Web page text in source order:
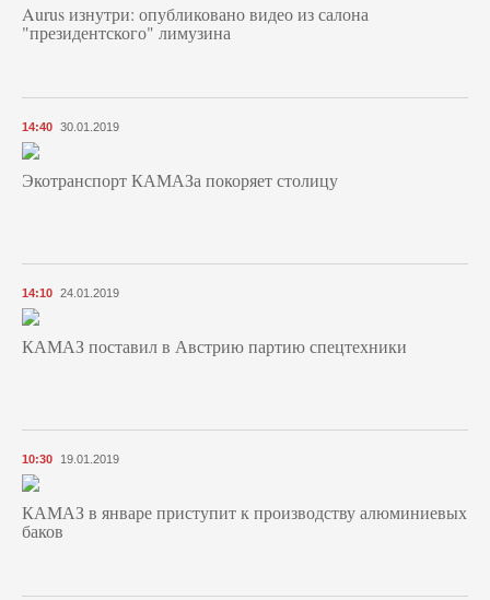
Aurus изнутри: опубликовано видео из салона
"президентского" лимузина
14:40 30.01.2019
Экотранспорт КАМАЗа покоряет столицу
14:10 24.01.2019
КАМАЗ поставил в Австрию партию спецтехники
10:30 19.01.2019
КАМАЗ в январе приступит к производству алюминиевых
баков